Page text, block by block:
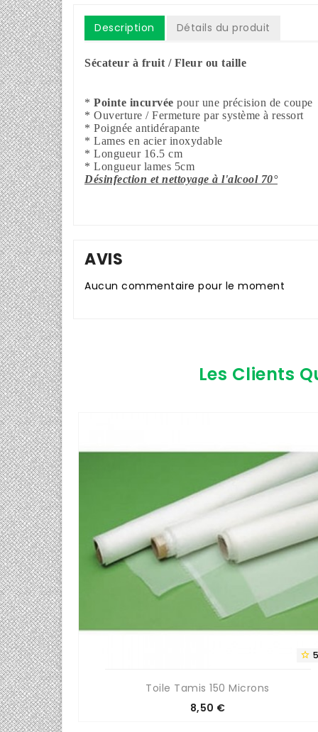
Description Détails du produit
Sécateur à fruit / Fleur ou taille
* Pointe incurvée pour une précision de coupe
* Ouverture / Fermeture par système à ressort
* Poignée antidérapante
* Lames en acier inoxydable
* Longueur 16.5 cm
* Longueur lames 5cm
Désinfection et nettoyage à l'alcool 70°
AVIS
Aucun commentaire pour le moment
Les Clients
 0/5 
Toile Tamis 150 Microns
Prix
8,50 €